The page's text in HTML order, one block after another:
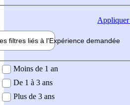
Appliquer
filtres liés à l'Expérience demandée
demandée
Moins de 1 an
De 1 à 3 ans
Plus de 3 ans